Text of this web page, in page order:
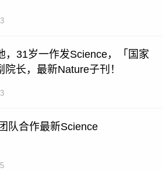
3
，31岁一作发Science，「国家
长，最新Nature子刊！
3
队合作最新Science
5